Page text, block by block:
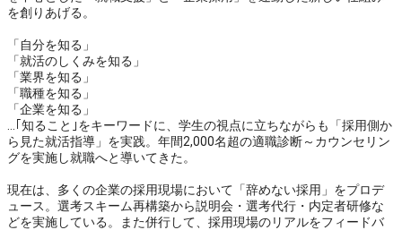
を創りあげる。
「自分を知る」
「就活のしくみを知る」
「業界を知る」
「職種を知る」
「企業を知る」
…｢知ること｣をキーワードに、学生の視点に立ちながらも「採用側か
ら見た就活指導」を実践。年間2,000名超の適職診断～カウンセリン
グを実施し就職へと導いてきた。
現在は、多くの企業の採用現場において「辞めない採用」をプロデ
ュース。選考スキーム再構築から説明会・選考代行・内定者研修な
どを実施している。また併行して、採用現場のリアルをフィードバ